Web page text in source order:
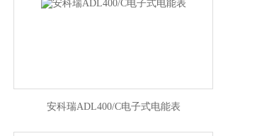
安科瑞ADL400/C电子式电能表